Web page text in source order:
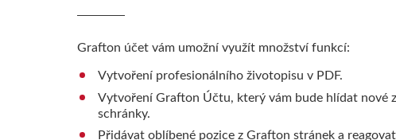
Grafton účet vám umožní využít množství funkcí:
Vytvoření profesionálního životopisu v PDF.
Vytvoření Grafton Účtu, který vám bude hlídat nové
schránky.
Přidávat oblíbené pozice z Grafton stránek a